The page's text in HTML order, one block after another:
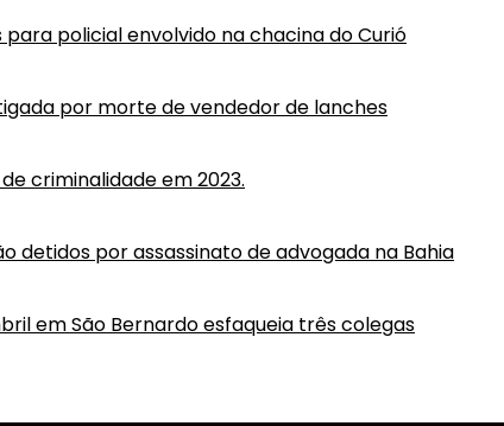
para policial envolvido na chacina do Curió
por morte de vendedor de lanches
criminalidade em 2023.
detidos por assassinato de advogada na Bahia
em São Bernardo esfaqueia três colegas